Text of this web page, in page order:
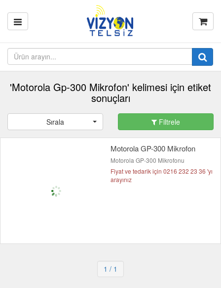
'Motorola Gp-300 Mikrofon' kelimesi için etiket
sonuçları
Sırala Filtrele
Motorola GP-300 Mikrofon
Motorola GP-300 Mikrofonu
Fiyat ve tedarik için 0216 232 23 36 'yı
arayınız
1 / 1